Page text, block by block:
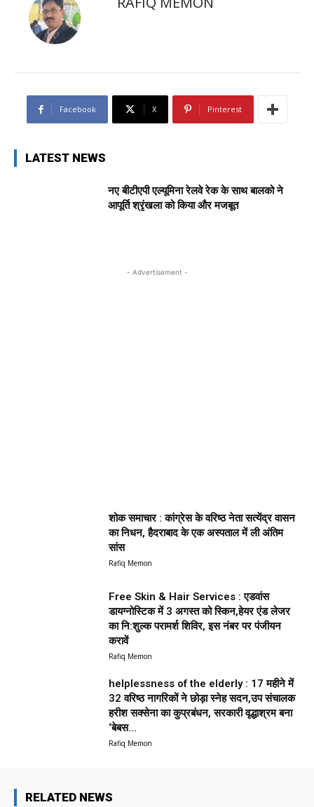
Facebook X Pinterest
LATEST NEWS
नए बीटीएपी एल्यूमिना रेलवे रेक के साथ बालको ने
आपूर्ति श्रृंखला को किया और मजबूत
- Advertisement -
शोक समाचार : कांग्रेस के वरिष्ठ नेता सत्येंद्र वासन
का निधन, हैदराबाद के एक अस्पताल में ली अंतिम
सांस
Rafiq Memon
Free Skin & Hair Services : एडवांस
डायग्नोस्टिक में 3 अगस्त को स्किन,हेयर एंड लेजर
का नि:शुल्क परामर्श शिविर, इस नंबर पर पंजीयन
करावें
Rafiq Memon
helplessness of the elderly : 17 महीने में
32 वरिष्ठ नागरिकों ने छोड़ा स्नेह सदन,उप संचालक
हरीश सक्सेना का कुप्रबंधन, सरकारी वृद्धाश्रम बना
‘बेबस...
Rafiq Memon
RELATED NEWS